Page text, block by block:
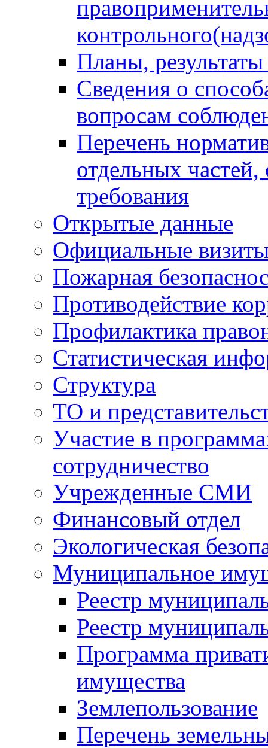
Планы,
Сведения о
вопросам
Перечень
отдельных
требования
Открытые данные
Официальные
Пожарная
Противодействие
Профилактика
Статистическая
Структура
ТО и
Участие в
сотрудничество
Учрежденные СМИ
Финансовый отдел
Экологическая
Муниципальное
Реестр
Реестр
Программа
имущества
Землепользование
Перечень